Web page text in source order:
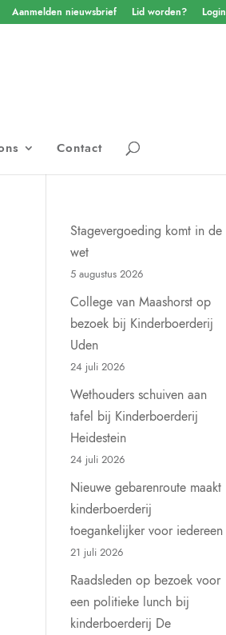
Aanmelden nieuwsbrief Lid worden? Login
Contact
Stagevergoeding komt in de
wet
5 augustus 2026
College van Maashorst op
bezoek bij Kinderboerderij
Uden
24 juli 2026
Wethouders schuiven aan
tafel bij Kinderboerderij
Heidestein
24 juli 2026
Nieuwe gebarenroute maakt
kinderboerderij
toegankelijker voor iedereen
21 juli 2026
Raadsleden op bezoek voor
een politieke lunch bij
kinderboerderij De